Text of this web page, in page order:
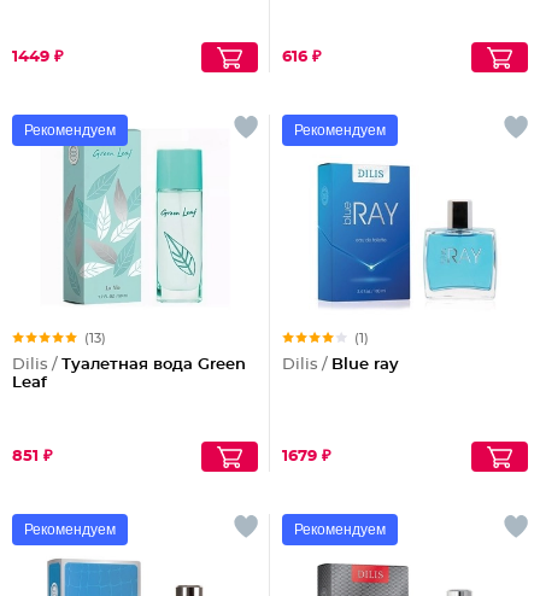
1449 ₽ 616 ₽
Рекомендуем
(13)
Dilis / Туалетная вода Green
Leaf
851 ₽
Рекомендуем
(1)
Dilis / Blue ray
1679 ₽
Рекомендуем Рекомендуем